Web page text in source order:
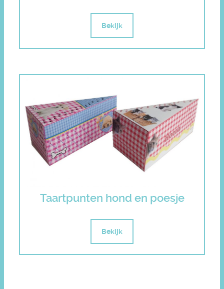
Bekijk
Taartpunten hond en poesje
Bekijk